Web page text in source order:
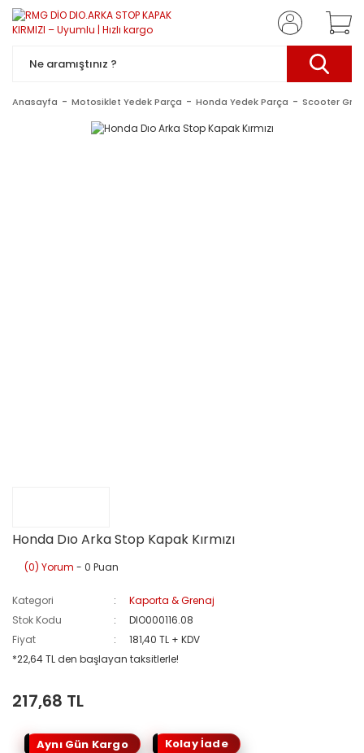
Anasayfa Motosiklet Yedek Parça Honda Yedek Parça Scooter
Honda Dıo Arka Stop Kapak Kırmızı
(0) Yorum - 0 Puan
Kategori
Kaporta & Grenaj
Stok Kodu
DIO000116.08
Fiyat
181,40 TL + KDV
*22,64 TL den başlayan taksitlerle!
217,68 TL
Aynı Gün Kargo Kolay İade